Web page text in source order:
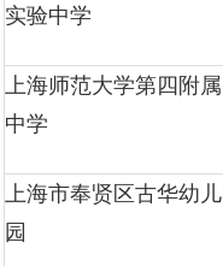
实验中学
上海师范大学第四附属
中学
上海市奉贤区古华幼儿
园